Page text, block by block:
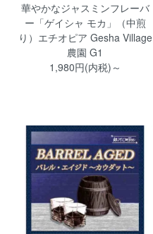
華やかなジャスミンフレーバ
ー「ゲイシャ モカ」（中煎
り）エチオピア Gesha Village
農園 G1
1,980円(内税)～